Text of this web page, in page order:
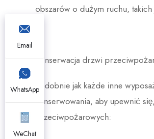
obszarów o dużym ruchu, takich
Konserwacja drzwi
Podobnie jak każde inne
konserwowania, aby upewnić
przeciwpożarowych:
Email
WhatsApp
WeChat